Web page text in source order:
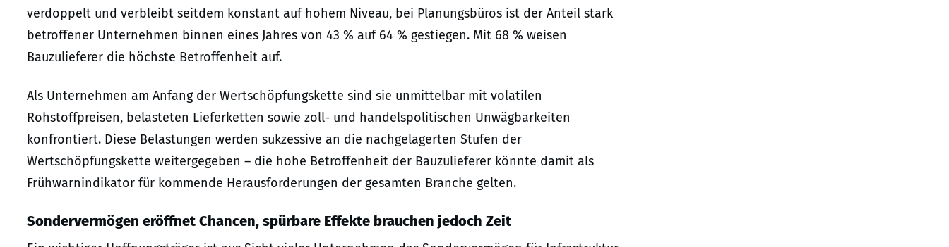
verdoppelt und verbleibt seitdem konstant auf hohem Niveau, bei Planungsbüros ist der Anteil stark
betroffener Unternehmen binnen eines Jahres von 43 % auf 64 % gestiegen. Mit 68 % weisen
Bauzulieferer die höchste Betroffenheit auf.
Als Unternehmen am Anfang der Wertschöpfungskette sind sie unmittelbar mit volatilen
Rohstoffpreisen, belasteten Lieferketten sowie zoll- und handelspolitischen Unwägbarkeiten
konfrontiert. Diese Belastungen werden sukzessive an die nachgelagerten Stufen der
Wertschöpfungskette weitergegeben – die hohe Betroffenheit der Bauzulieferer könnte damit als
Frühwarnindikator für kommende Herausforderungen der gesamten Branche gelten.
Sondervermögen eröffnet Chancen, spürbare Effekte brauchen jedoch Zeit